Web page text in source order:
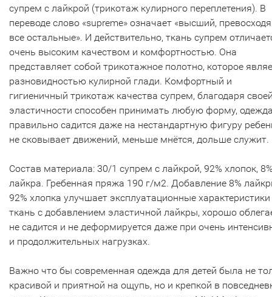
супрем с лайкрой (трикотаж кулирного переплетения). В
переводе слово «supreme» означает «высший,
все остальные». И действительно, ткань супрем
очень высоким качеством и комфортностью. Она
представляет собой трикотажное полотно, которое
разновидностью кулирной глади. Комфортный и
гигиеничный трикотаж качества супрем, благодаря
эластичности способен принимать любую форму,
правильно садится даже на нестандартную фигуру
не сковывает движений, меньше мнётся, дольше служит.
Состав материала: 30/1 супрем с лайкрой, 92% хлопок,
лайкра. Гребенная пряжа 190 г/м2. Добавление 8%
92% хлопка улучшает эксплуатационные
ткань с добавлением эластичной лайкры, хорошо
не садится и не деформируется даже при очень
и продолжительных нагрузках.
Важно что бы современная одежда для детей была не
красивой и приятной на ощупь, но и крепкой в